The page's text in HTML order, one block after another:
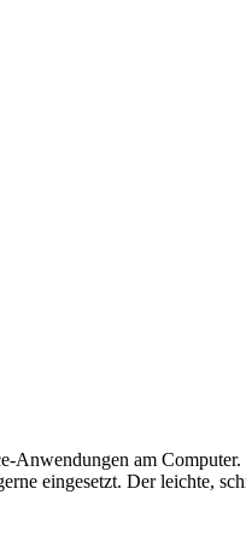
Anwendungen am
eingesetzt. Der leichte,